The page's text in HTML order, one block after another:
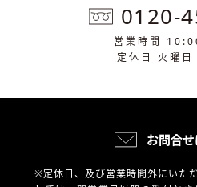
0120-
営業時間
定休日 火曜日
お問合
※定休日、及び営業時間外にいた